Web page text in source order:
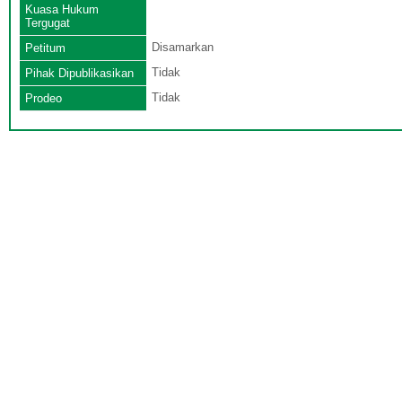
Kuasa Hukum
Tergugat
Petitum
Disamarkan
Pihak Dipublikasikan
Tidak
Prodeo
Tidak